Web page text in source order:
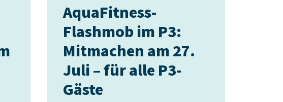
AquaFitness-
Flashmob im P3:
Mitmachen am 27.
Juli – für alle P3-
Gäste